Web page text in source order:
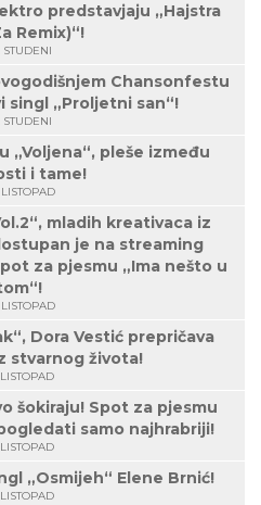
predstavjaju „Hajstra
Remix)“!
STUDENI
Chansonfestu
singl „Proljetni san“!
STUDENI
„Voljena“, pleše između
i tame!
mladih kreativaca iz
je na streaming
za pjesmu „Ima nešto u
Dora Vestić prepričava
stvarnog života!
šokiraju! Spot za pjesmu
samo najhrabriji!
„Osmijeh“ Elene Brnić!